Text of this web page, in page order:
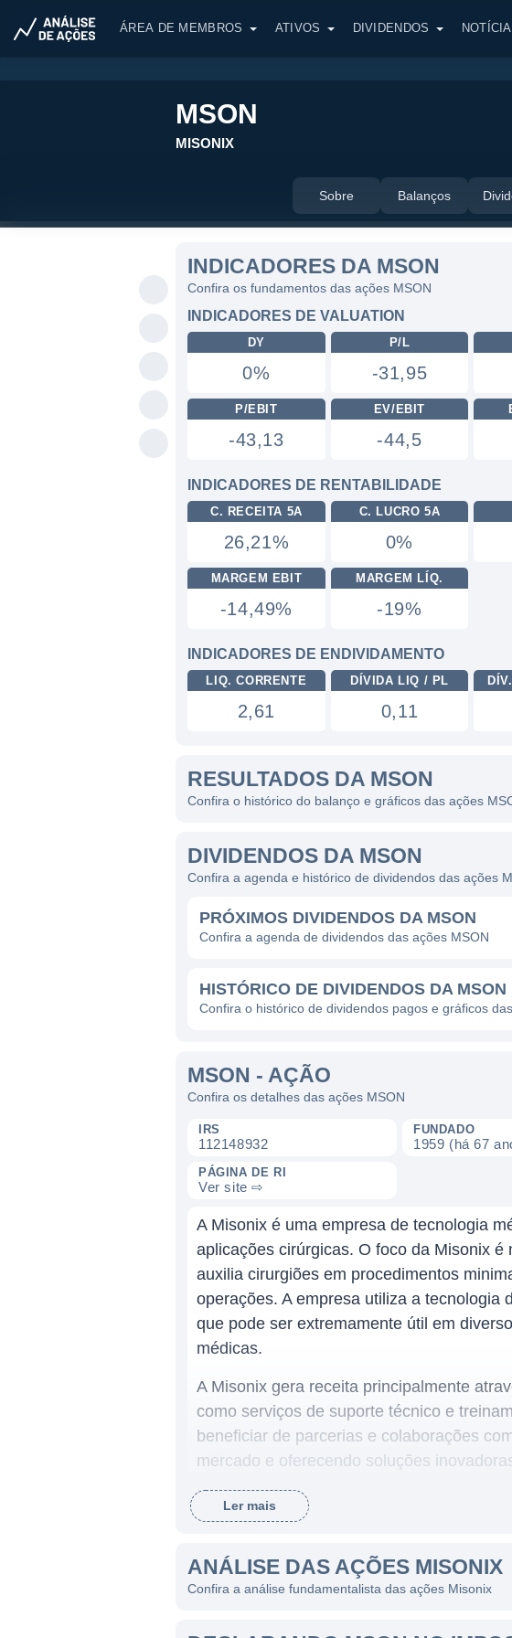
ÁREA DE MEMBROS ATIVOS DIVIDENDOS
MSON
MISONIX
Sobre Balanços
INDICADORES DA MSON
Confira os fundamentos das ações MSON
INDICADORES DE VALUATION
DY
0%
P/L
-31,95
P/EBIT
-43,13
EV/EBIT
-44,5
INDICADORES DE RENTABILIDADE
C. RECEITA 5A
26,21%
C. LUCRO 5A
0%
MARGEM EBIT
-14,49%
MARGEM LÍQ.
-19%
INDICADORES DE ENDIVIDAMENTO
LIQ. CORRENTE
2,61
DÍVIDA LIQ / PL
0,11
RESULTADOS DA MSON
Confira o histórico do balanço e gráficos das ações
DIVIDENDOS DA MSON
Confira a agenda e histórico de dividendos das ações
PRÓXIMOS DIVIDENDOS DA MSON
Confira a agenda de dividendos das ações MSON
HISTÓRICO DE DIVIDENDOS DA MSON
Confira o histórico de dividendos pagos e gráficos
MSON - AÇÃO
Confira os detalhes das ações MSON
IRS
112148932
FUNDADO
1959 (há 67
PÁGINA DE RI
Ver site ⇨
A Misonix é uma empresa de tecnologia
aplicações cirúrgicas. O foco da Misonix
auxilia cirurgiões em procedimentos
operações. A empresa utiliza a tecnologia
que pode ser extremamente útil em
médicas.
A Misonix gera receita principalmente
como serviços de suporte técnico e
beneficiar de parcerias e colaborações
mercado e oferecendo soluções
contínuo de receita através da venda
dispositivos.
ATUAÇÃO DA MISONIX
A Misonix opera principalmente nos
Ler mais
ANÁLISE DAS AÇÕES MISONIX
Confira a análise fundamentalista das ações Misonix